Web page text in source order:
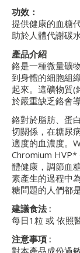
功效：
提供健康的血糖
助於人體代謝碳
產品介紹
鉻是一種微量礦
到身體的細胞組
起來。這礦物質(
於嚴重缺乏鉻會
鉻對於脂肪、蛋
切關係，在糖尿
適度的血濃度。
Chromium HVP*
體健康，調節血
素產生的過程中
糖問題的人們都
建議食法 :
每日1粒 或 依照
注意事項 :